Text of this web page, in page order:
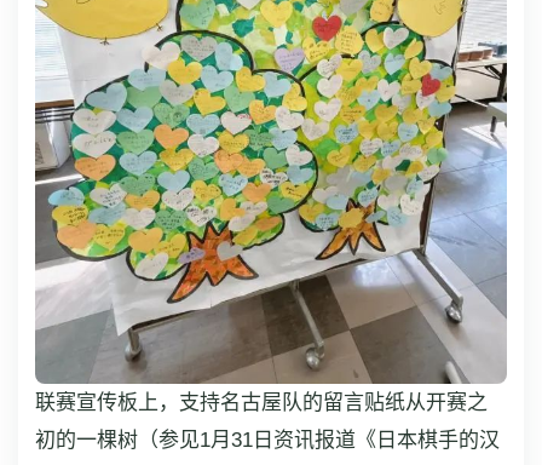
联赛宣传板上，支持名古屋队的留言贴纸从开赛之
初的一棵树（参见1月31日资讯报道《日本棋手的汉